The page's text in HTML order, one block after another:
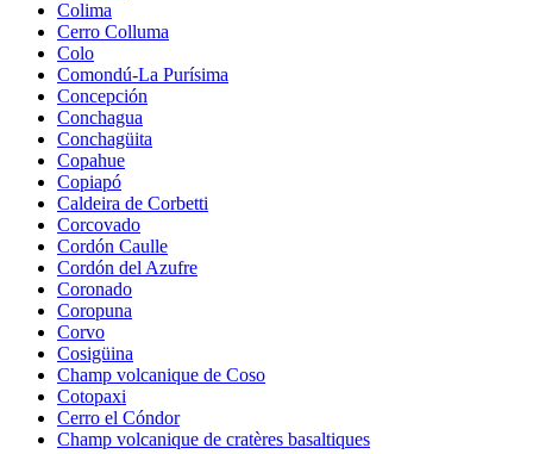
Colima
Cerro Colluma
Colo
Comondú-La Purísima
Concepción
Conchagua
Conchagüita
Copahue
Copiapó
Caldeira de Corbetti
Corcovado
Cordón Caulle
Cordón del Azufre
Coronado
Coropuna
Corvo
Cosigüina
Champ volcanique de Coso
Cotopaxi
Cerro el Cóndor
Champ volcanique de cratères basaltiques